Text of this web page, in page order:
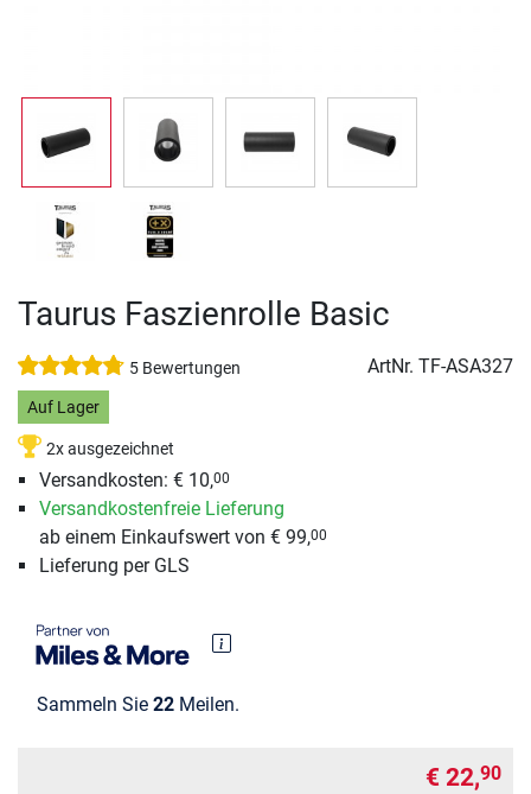
Taurus Faszienrolle Basic
5 Bewertungen ArtNr. TF-ASA327
Auf Lager
2x ausgezeichnet
Versandkosten: € 10,00
Versandkostenfreie Lieferung
ab einem Einkaufswert von € 99,00
Lieferung per GLS
Sammeln Sie 22 Meilen.
€ 22,90